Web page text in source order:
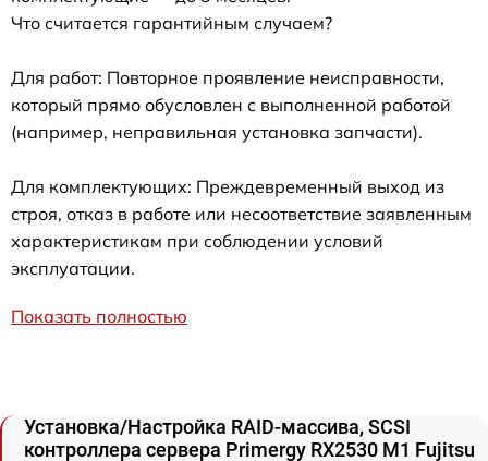
Что считается гарантийным случаем?
Для работ: Повторное проявление неисправности,
который прямо обусловлен с выполненной работой
(например, неправильная установка запчасти).
Для комплектующих: Преждевременный выход из
строя, отказ в работе или несоответствие заявленным
характеристикам при соблюдении условий
эксплуатации.
Показать полностью
Установка/Настройка RAID-массива, SCSI
контроллера сервера Primergy RX2530 M1 Fujitsu